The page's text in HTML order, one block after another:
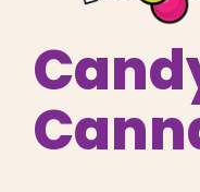
Nederlands
Zoeken: